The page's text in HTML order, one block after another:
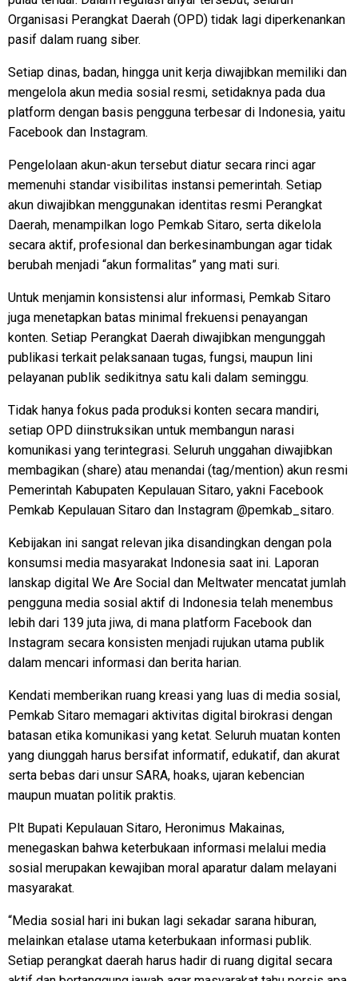
Organisasi Perangkat Daerah (OPD) tidak lagi diperkenankan
pasif dalam ruang siber.
Setiap dinas, badan, hingga unit kerja diwajibkan memiliki dan
mengelola akun media sosial resmi, setidaknya pada dua
platform dengan basis pengguna terbesar di Indonesia, yaitu
Facebook dan Instagram.
Pengelolaan akun-akun tersebut diatur secara rinci agar
memenuhi standar visibilitas instansi pemerintah. Setiap
akun diwajibkan menggunakan identitas resmi Perangkat
Daerah, menampilkan logo Pemkab Sitaro, serta dikelola
secara aktif, profesional dan berkesinambungan agar tidak
berubah menjadi “akun formalitas” yang mati suri.
Untuk menjamin konsistensi alur informasi, Pemkab Sitaro
juga menetapkan batas minimal frekuensi penayangan
konten. Setiap Perangkat Daerah diwajibkan mengunggah
publikasi terkait pelaksanaan tugas, fungsi, maupun lini
pelayanan publik sedikitnya satu kali dalam seminggu.
Tidak hanya fokus pada produksi konten secara mandiri,
setiap OPD diinstruksikan untuk membangun narasi
komunikasi yang terintegrasi. Seluruh unggahan diwajibkan
membagikan (share) atau menandai (tag/mention) akun resmi
Pemerintah Kabupaten Kepulauan Sitaro, yakni Facebook
Pemkab Kepulauan Sitaro dan Instagram @pemkab_sitaro.
Kebijakan ini sangat relevan jika disandingkan dengan pola
konsumsi media masyarakat Indonesia saat ini. Laporan
lanskap digital We Are Social dan Meltwater mencatat jumlah
pengguna media sosial aktif di Indonesia telah menembus
lebih dari 139 juta jiwa, di mana platform Facebook dan
Instagram secara konsisten menjadi rujukan utama publik
dalam mencari informasi dan berita harian.
Kendati memberikan ruang kreasi yang luas di media sosial,
Pemkab Sitaro memagari aktivitas digital birokrasi dengan
batasan etika komunikasi yang ketat. Seluruh muatan konten
yang diunggah harus bersifat informatif, edukatif, dan akurat
serta bebas dari unsur SARA, hoaks, ujaran kebencian
maupun muatan politik praktis.
Plt Bupati Kepulauan Sitaro, Heronimus Makainas,
menegaskan bahwa keterbukaan informasi melalui media
sosial merupakan kewajiban moral aparatur dalam melayani
masyarakat.
“Media sosial hari ini bukan lagi sekadar sarana hiburan,
melainkan etalase utama keterbukaan informasi publik.
Setiap perangkat daerah harus hadir di ruang digital secara